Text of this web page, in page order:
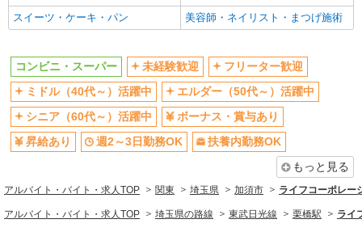
ボーナス・賞与あり
週2～3日勤務OK
社会保険あり
スイーツ・ケーキ・パン
美容師・ネイリスト・まつげ施術
コンビニ・スーパー 未経験歓迎
フリーター歓迎
ミドル（40代～）活躍中
エルダー（50代～）活躍中
シニア（60代～）活躍中
ボーナス・賞与あり
昇給あり
週2～3日勤務OK
扶養内勤務OK
もっと見る
アルバイト・バイト・求人TOP 関東 埼玉県 加須市 ライフコーポレー
アルバイト・バイト・求人TOP 埼玉県の路線 東武日光線 栗橋駅 ライ